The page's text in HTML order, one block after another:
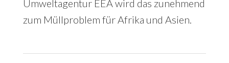
Umweltagentur EEA wird das zunehmend
zum Müllproblem für Afrika und Asien.